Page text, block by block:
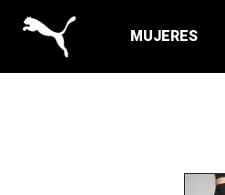
MUJERES